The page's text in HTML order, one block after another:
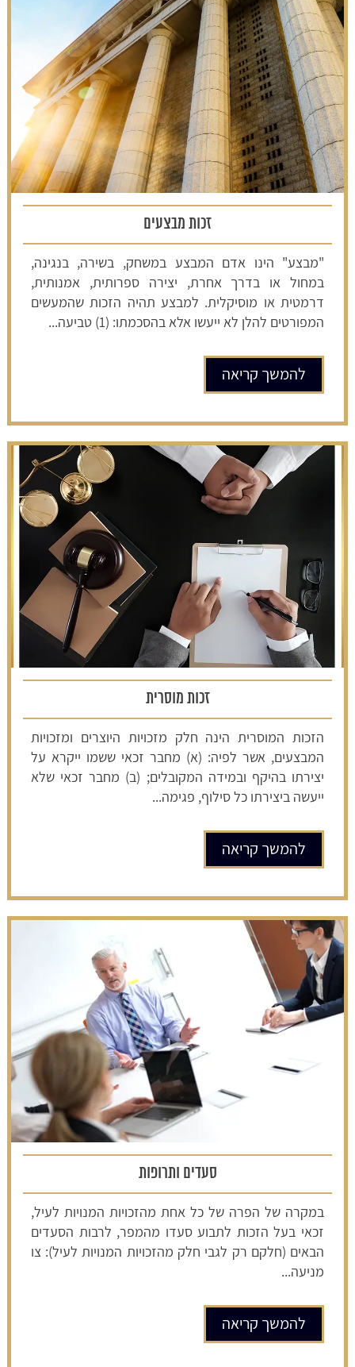
זכות מבצעים
"מבצע" הינו אדם המבצע במשחק, בשירה, בנגינה,
במחול או בדרך אחרת, יצירה ספרותית, אמנותית,
דרמטית או מוסיקלית. למבצע תהיה הזכות שהמעשים
המפורטים להלן לא ייעשו אלא בהסכמתו: (1) טביעה...
להמשך קריאה
זכות מוסרית
הזכות המוסרית הינה חלק מזכויות היוצרים ומזכויות
המבצעים, אשר לפיה: (א) מחבר זכאי ששמו ייקרא על
יצירתו בהיקף ובמידה המקובלים; (ב) מחבר זכאי שלא
ייעשה ביצירתו כל סילוף, פגימה...
להמשך קריאה
סעדים ותרופות
במקרה של הפרה של כל אחת מהזכויות המנויות לעיל,
זכאי בעל הזכות לתבוע סעדו מהמפר, לרבות הסעדים
הבאים (חלקם רק לגבי חלק מהזכויות המנויות לעיל): צו
מניעה...
להמשך קריאה